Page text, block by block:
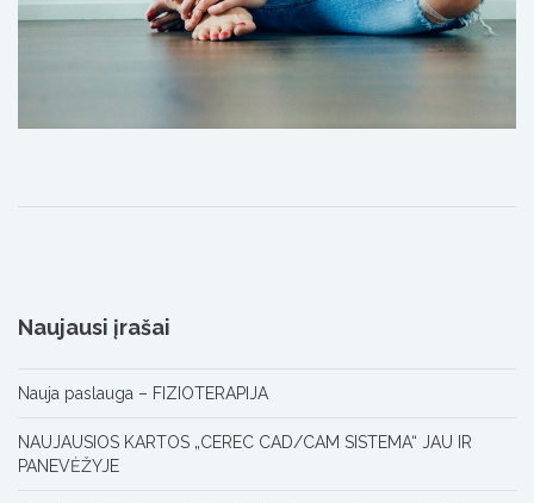
Naujausi įrašai
Nauja paslauga – FIZIOTERAPIJA
NAUJAUSIOS KARTOS „CEREC CAD/CAM SISTEMA“ JAU IR
PANEVĖŽYJE